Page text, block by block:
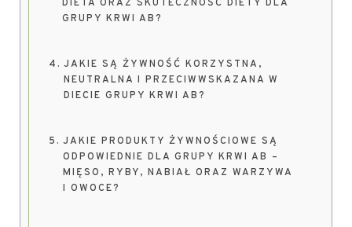
DIETA ORAZ SKUTECZNOŚĆ DIETY DLA
GRUPY KRWI AB?
JAKIE SĄ ŻYWNOŚĆ KORZYSTNA,
NEUTRALNA I PRZECIWWSKAZANA W
DIECIE GRUPY KRWI AB?
JAKIE PRODUKTY ŻYWNOŚCIOWE SĄ
ODPOWIEDNIE DLA GRUPY KRWI AB –
MIĘSO, RYBY, NABIAŁ ORAZ WARZYWA
I OWOCE?